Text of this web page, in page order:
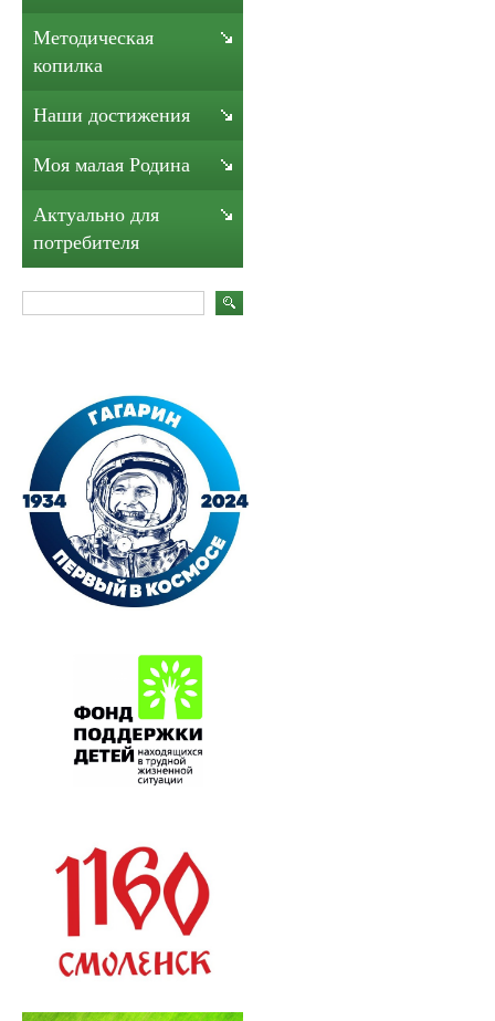
Методическая
копилка
Наши достижения
Моя малая Родина
Актуально для
потребителя